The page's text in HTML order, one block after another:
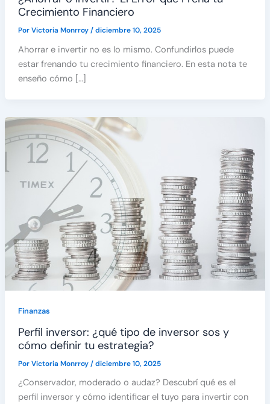
Crecimiento Financiero
PorVictoria Monrroy/diciembre 10, 2025
Ahorrar e invertir no es lo mismo. Confundirlos puede
estar frenando tu crecimiento financiero. En esta nota te
enseño cómo […]
Finanzas
Perfil inversor: ¿qué tipo de inversor sos y
cómo definir tu estrategia?
PorVictoria Monrroy/diciembre 10, 2025
¿Conservador, moderado o audaz? Descubrí qué es el
perfil inversor y cómo identificar el tuyo para invertir con